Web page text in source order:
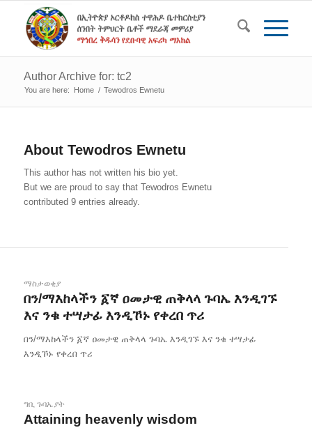
Author Archive for: tc2
You are here: Home / Tewodros Ewnetu
About Tewodros Ewnetu
This author has not written his bio yet.
But we are proud to say that Tewodros Ewnetu
contributed 9 entries already.
ማስታወቂያ
በን/ማእከላችን ፩ኛ ዐመታዊ ጠቅላላ ጉባኤ እንዲገኙ
እና ንቁ ተሣታፊ እንዲኾኑ የቀረበ ጥሪ
በን/ማእከላችን ፩ኛ ዐመታዊ ጠቅላላ ጉባኤ እንዲገኙ እና ንቁ ተሣታፊ
እንዲኾኑ የቀረበ ጥሪ
ግቢ ጉባኤያት
Attaining heavenly wisdom